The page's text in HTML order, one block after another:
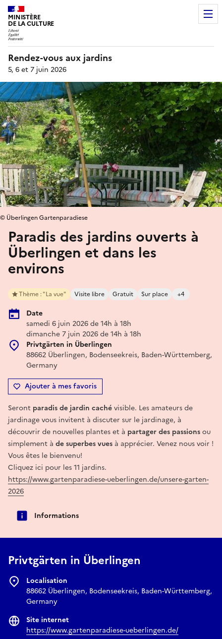
MINISTÈRE
DE LA CULTURE
Rendez-vous aux jardins
5, 6 et 7 juin 2026
Paradis des jardins ouverts à
Überlingen et dans les
environs
Thème : "La vue" Visite libre Gratuit Sur place +4
Date
samedi 6 juin 2026 de 14h à 18h
dimanche 7 juin 2026 de 14h à 18h
Privtgärten in Überlingen
88662 Überlingen, Bodenseekreis, Baden-Württemberg,
Germany
Ajouter à mes favoris
© Überlingen Gartenparadiese
Seront paradis de jardin cachévisible. Les amateurs de
jardinage vous invitent à discuter sur le jardinage, à
découvrir de nouvelles plantes et à partager des passionsou
simplement à de superbes vues à apprécier. Venez nous voir !
Vous êtes le bienvenu!
Cliquez ici pour les 11 jardins.
https://www.gartenparadiese-ueberlingen.de/unsere-garten-
2026
Informations
Privtgärten in Überlingen
Localisation
88662 Überlingen, Bodenseekreis, Baden-Württemberg,
Germany
Site internet
https://www.gartenparadiese-ueberlingen.de/